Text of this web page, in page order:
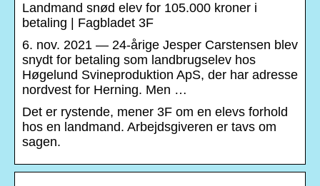
Landmand snød elev for 105.000 kroner i
betaling | Fagbladet 3F
6. nov. 2021 — 24-årige Jesper Carstensen blev
snydt for betaling som landbrugselev hos
Høgelund Svineproduktion ApS, der har adresse
nordvest for Herning. Men …
Det er rystende, mener 3F om en elevs forhold
hos en landmand. Arbejdsgiveren er tavs om
sagen.